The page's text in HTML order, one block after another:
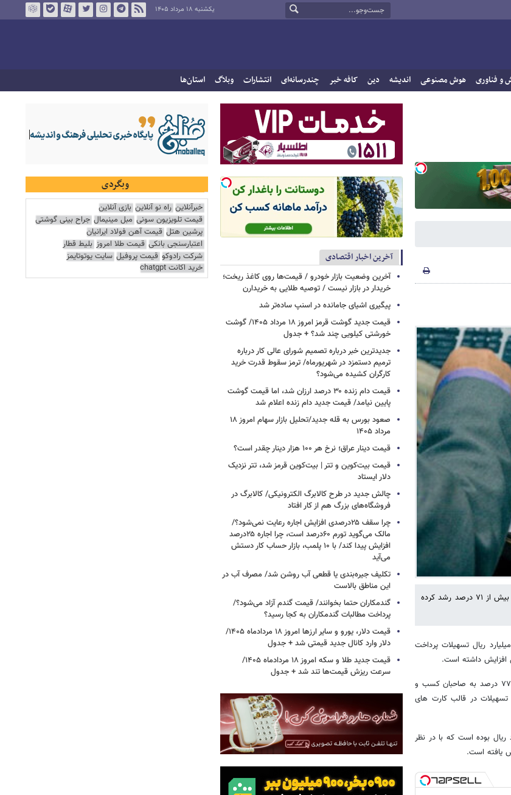
یکشنبه ۱۸ مرداد ۱۴۰۵
و فناوری هوش مصنوعی اندیشه دین کافه خبر چندرسانه‌ای انتشارات وبلاگ استان‌ها
بانک مرکزی با اعلام اینکه تسهیلات پرداختی شبکه بانکی طی ۲ ماه نخست سال جاری بیش از ۷۱ درصد رشد کرده
بانکی در طی ۲ ماه نخست سال ۱۴۰۵ بالغ بر ۱۸۵۶۷.۹ هزار میلیارد ریال تسهیلات پرداخت
بر اساس این گزارش از کل تسهیلات پرداختی، مبلغ ۱۴۴۰۱.۶ هزار میلیارد ریال معادل۷۷.۶ درصد به صاحبان کسب و
بخشی از تسهیلات در قالب کارت های
دوماهه ابتدای سال ۱۴۰۴ مبلغ ۱۱۲۷۱.۷ هزار میلیارد ریال بوده است که با در نظر
آخرین اخبار اقتصادی
آخرین وضعیت بازار خودرو / قیمت‌ها روی کاغذ ریخت؛
خریدار در بازار نیست / توصیه طلایی به خریدارن
پیگیری اشیای جامانده در اسنپ ساده‌تر شد
قیمت جدید گوشت قرمز امروز ۱۸ مرداد ۱۴۰۵/ گوشت
خورشتی کیلویی چند شد؟ + جدول
جدیدترین خبر درباره تصمیم شورای عالی کار درباره
ترمیم دستمزد در شهریورماه/ ترمز سقوط قدرت خرید
کارگران کشیده می‌شود؟
قیمت دام زنده ۳۰ درصد ارزان شد، اما قیمت گوشت
پایین نیامد/ قیمت جدید دام زنده اعلام شد
صعود بورس به قله جدید/تحلیل بازار سهام امروز ۱۸
مرداد ۱۴۰۵
قیمت دینار عراق؛ نرخ هر ۱۰۰ هزار دینار چقدر است؟
قیمت بیت‌کوین و تتر | بیت‌کوین قرمز شد، تتر نزدیک
دلار ایستاد
چالش جدید در طرح کالابرگ الکترونیکی/ کالابرگ در
فروشگاه‌های بزرگ هم از کار افتاد
چرا سقف ۲۵درصدی افزایش اجاره رعایت نمی‌شود؟/
مالک می‌گوید تورم ۶۰درصد است، چرا اجاره ۲۵درصد
افزایش پیدا کند/ با ۱۰ پلمب، بازار حساب کار دستش
می‌آید
تکلیف جیره‌بندی یا قطعی آب روشن شد/ مصرف آب در
این مناطق بالاست
گندمکاران حتما بخوانند/ قیمت گندم آزاد می‌شود؟/
پرداخت مطالبات گندمکاران به کجا رسید؟
قیمت دلار، یورو و سایر ارزها امروز ۱۸ مردادماه ۱۴۰۵/
دلار وارد کانال جدید قیمتی شد + جدول
قیمت جدید طلا و سکه امروز ۱۸ مردادماه ۱۴۰۵/
سرعت ریزش قیمت‌ها تند شد + جدول
وبگردی
خبرآنلاین راه نو آنلاین بازی آنلاین
قیمت تلویزیون سونی مبل مینیمال جراح بینی گوشتی
پرشین هتل قیمت آهن فولاد ایرانیان
اعتبارسنجی بانکی قیمت طلا امروز بلیط قطار
شرکت رادوکو قیمت پروفیل سایت یوتوتایمز
خرید اکانت chatgpt